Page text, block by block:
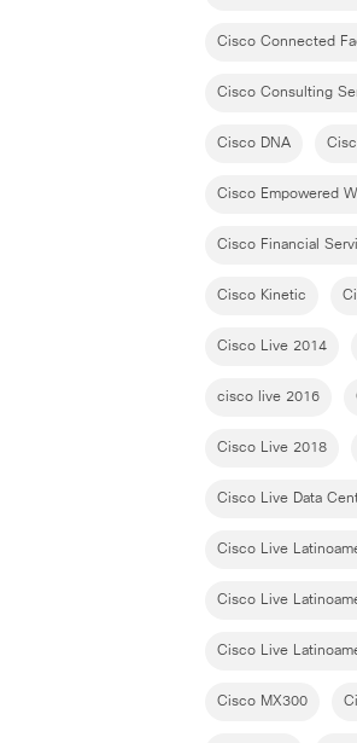
Cisco Connected
Cisco Consulting
Cisco DNA
Cisco Empowered
Cisco Financial
Cisco Kinetic
Cisco Live 2014
cisco live 2016
Cisco Live 2018
Cisco Live Data
Cisco Live
Cisco Live
Cisco Live
Cisco MX300